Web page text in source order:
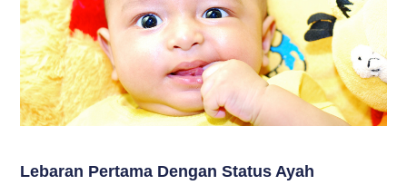
Lebaran Pertama Dengan Status Ayah